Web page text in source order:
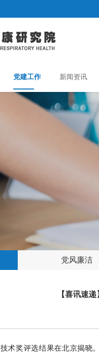
党建工作 新闻资讯
党风廉洁
【喜讯速
术奖评选结果在北京揭晓